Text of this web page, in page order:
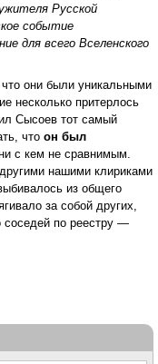
Русской
событие
для всего Вселенского
они были уникальными
несколько притерлось
Сысоев тот самый
что он был
с кем не сравнимым.
нашими клириками
из общего
за собой других,
соседей по реестру —
Сысоев (Аркадий